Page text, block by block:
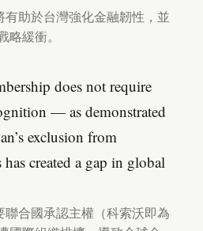
助於台灣強化金融韌性，並
緩衝。
does not require
— as demonstrated
exclusion from
created a gap in global
合國承認主權（科索沃即為